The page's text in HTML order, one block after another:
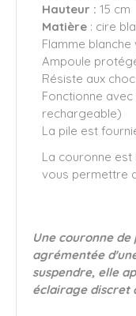
Hauteur : 15 cm
Matière : cire
Flamme blanche
Ampoule
Résiste aux
Fonctionne
rechargeable)
La pile est
La couronne
vous permettre
Une couronne
agrémentée
suspendre, elle
éclairage discret